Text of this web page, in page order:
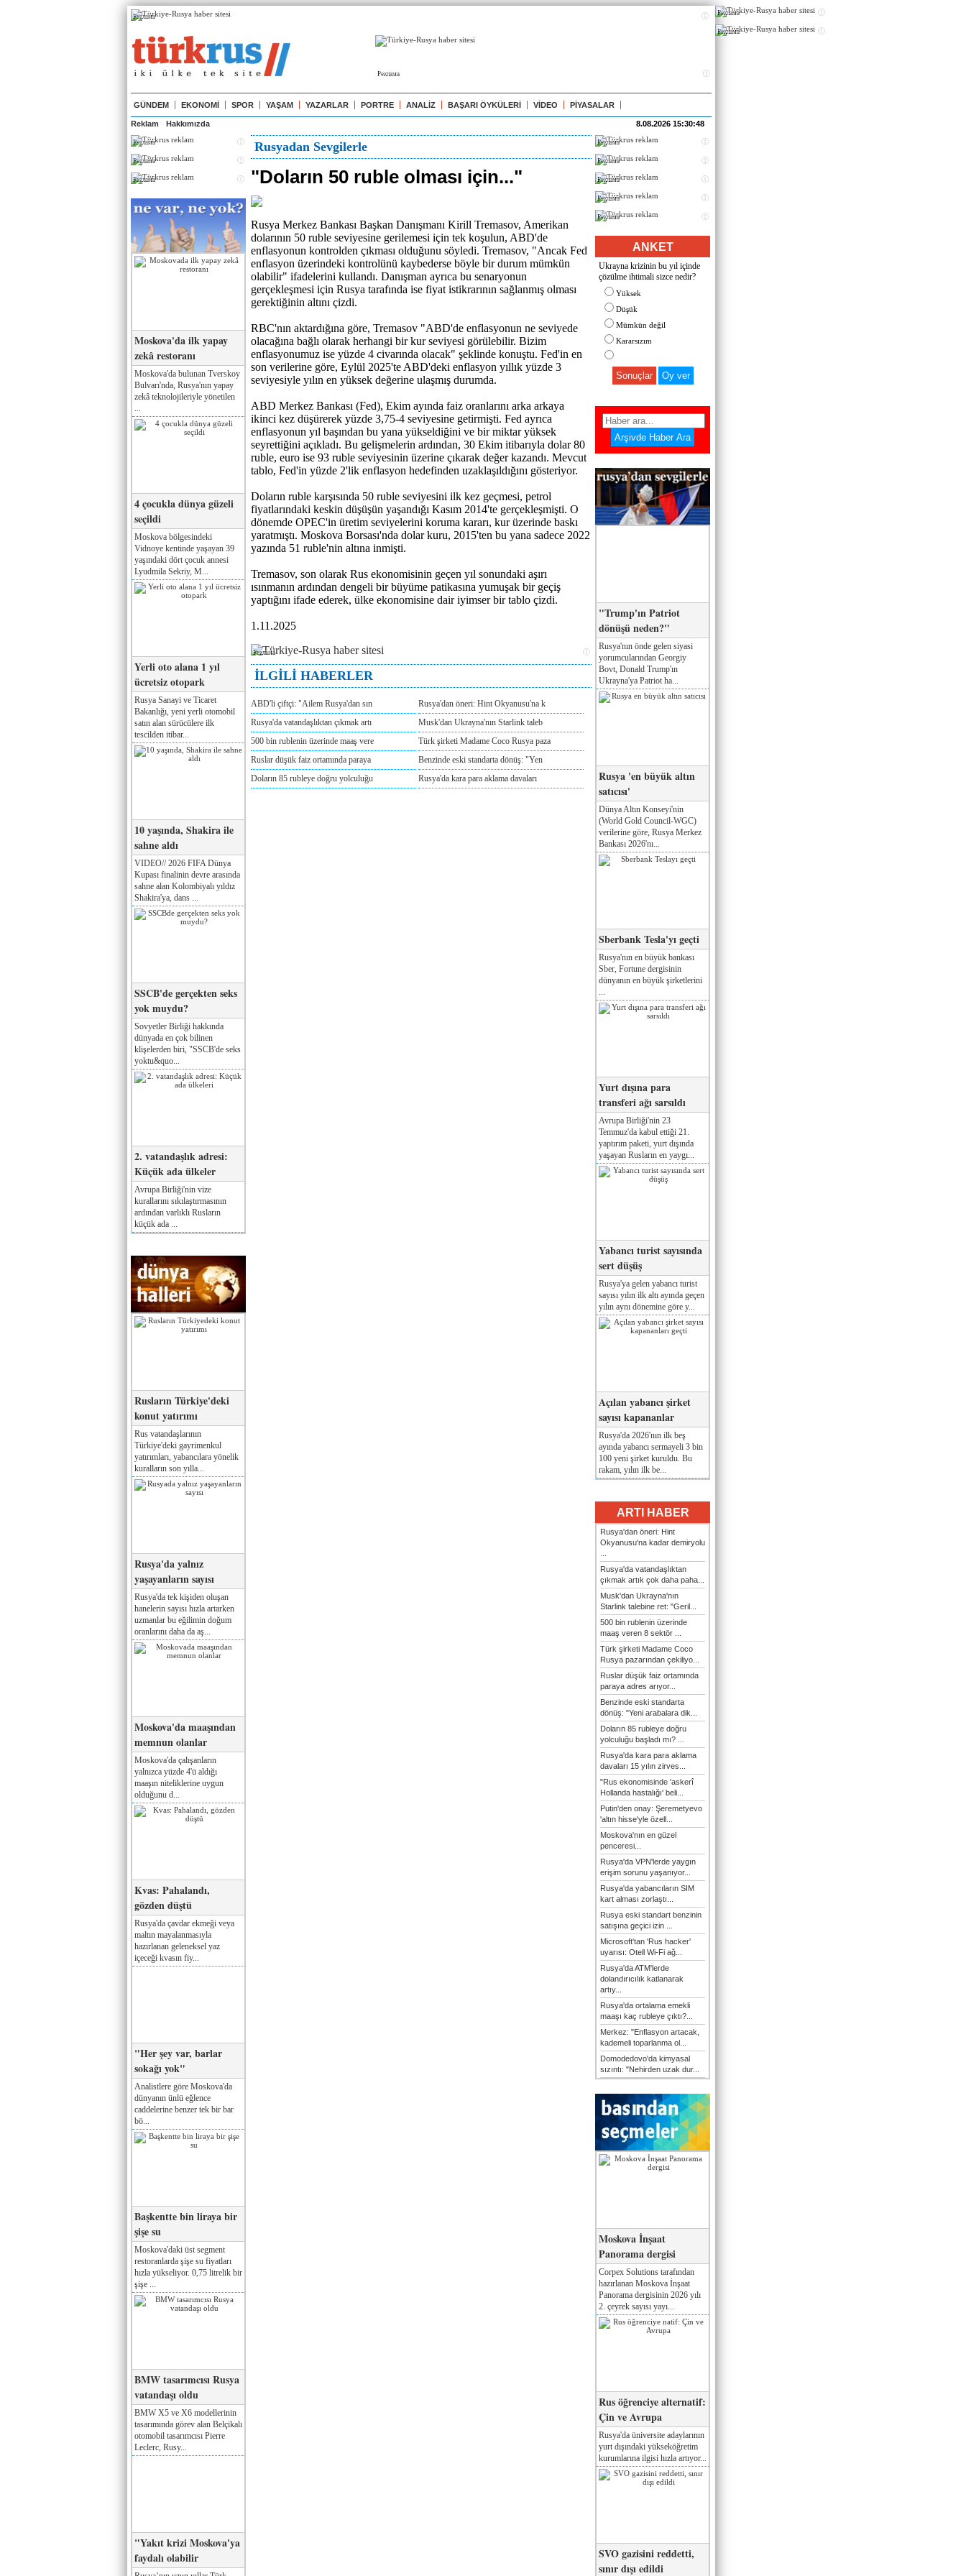
Реклама
Реклама
GÜNDEM EKONOMİ SPOR YAŞAM YAZARLAR PORTRE ANALİZ BAŞARI ÖYKÜLERİ VİDEO PİYASALAR
Reklam Hakkımızda 8.08.2026 15:30:48
Реклама
Реклама
Реклама
Moskova'da ilk yapay
zekâ restoranı
Moskova'da bulunan Tverskoy
Bulvarı'nda, Rusya'nın yapay
zekâ teknolojileriyle yönetilen
4 çocukla dünya güzeli
seçildi
Moskova bölgesindeki
Vidnoye kentinde yaşayan 39
yaşındaki dört çocuk annesi
Lyudmila Sekriy, M...
Yerli oto alana 1 yıl
ücretsiz otopark
Rusya Sanayi ve Ticaret
Bakanlığı, yeni yerli otomobil
satın alan sürücülere ilk
tescilden itibar...
10 yaşında, Shakira ile
sahne aldı
VIDEO// 2026 FIFA Dünya
Kupası finalinin devre arasında
sahne alan Kolombiyalı yıldız
Shakira'ya, dans ...
SSCB'de gerçekten seks
yok muydu?
Sovyetler Birliği hakkında
dünyada en çok bilinen
klişelerden biri, "SSCB'de seks
yoktu&quo...
2. vatandaşlık adresi:
Küçük ada ülkeler
Avrupa Birliği'nin vize
kurallarını sıkılaştırmasının
ardından varlıklı Rusların
küçük ada ...
Rusların Türkiye'deki
konut yatırımı
Rus vatandaşlarının
Türkiye'deki gayrimenkul
yatırımları, yabancılara yönelik
kuralların son yılla...
Rusya'da yalnız
yaşayanların sayısı
Rusya'da tek kişiden oluşan
hanelerin sayısı hızla artarken
uzmanlar bu eğilimin doğum
oranlarını daha da aş...
Moskova'da maaşından
memnun olanlar
Moskova'da çalışanların
yalnızca yüzde 4'ü aldığı
maaşın niteliklerine uygun
olduğunu d...
Kvas: Pahalandı,
gözden düştü
Rusya'da çavdar ekmeği veya
maltın mayalanmasıyla
hazırlanan geleneksel yaz
içeceği kvasın fiy...
"Her şey var, barlar
sokağı yok"
Analistlere göre Moskova'da
dünyanın ünlü eğlence
caddelerine benzer tek bir bar
bö...
Başkentte bin liraya bir
şişe su
Moskova'daki üst segment
restoranlarda şişe su fiyatları
hızla yükseliyor. 0,75 litrelik bir
şişe ...
BMW tasarımcısı Rusya
vatandaşı oldu
BMW X5 ve X6 modellerinin
tasarımında görev alan Belçikalı
otomobil tasarımcısı Pierre
Leclerc, Rusy...
"Yakıt krizi Moskova'ya
faydalı olabilir
Rusyadan Sevgilerle
"Doların 50 ruble olması için..."
Rusya Merkez Bankası Başkan Danışmanı Kirill Tremasov, Amerikan
dolarının 50 ruble seviyesine gerilemesi için tek koşulun, ABD'de
enflasyonun kontrolden çıkması olduğunu söyledi. Tremasov, "Ancak Fed
enflasyon üzerindeki kontrolünü kaybederse böyle bir durum mümkün
olabilir" ifadelerini kullandı. Danışman ayrıca bu senaryonun
gerçekleşmesi için Rusya tarafında ise fiyat istikrarının sağlanmış olması
gerektiğinin altını çizdi.
RBC'nın aktardığına göre, Tremasov "ABD'de enflasyonun ne seviyede
olacağına bağlı olarak herhangi bir kur seviyesi görülebilir. Bizim
enflasyonumuz ise yüzde 4 civarında olacak" şeklinde konuştu. Fed'in en
son verilerine göre, Eylül 2025'te ABD'deki enflasyon yıllık yüzde 3
seviyesiyle yılın en yüksek değerine ulaşmış durumda.
ABD Merkez Bankası (Fed), Ekim ayında faiz oranlarını arka arkaya
ikinci kez düşürerek yüzde 3,75-4 seviyesine getirmişti. Fed ayrıca
enflasyonun yıl başından bu yana yükseldiğini ve bir miktar yüksek
seyrettiğini açıkladı. Bu gelişmelerin ardından, 30 Ekim itibarıyla dolar 80
ruble, euro ise 93 ruble seviyesinin üzerine çıkarak değer kazandı. Mevcut
tablo, Fed'in yüzde 2'lik enflasyon hedefinden uzaklaşıldığını gösteriyor.
Doların ruble karşısında 50 ruble seviyesini ilk kez geçmesi, petrol
fiyatlarındaki keskin düşüşün yaşandığı Kasım 2014'te gerçekleşmişti. O
dönemde OPEC'in üretim seviyelerini koruma kararı, kur üzerinde baskı
yaratmıştı. Moskova Borsası'nda dolar kuru, 2015'ten bu yana sadece 2022
yazında 51 ruble'nin altına inmişti.
Tremasov, son olarak Rus ekonomisinin geçen yıl sonundaki aşırı
ısınmanın ardından dengeli bir büyüme patikasına yumuşak bir geçiş
yaptığını ifade ederek, ülke ekonomisine dair iyimser bir tablo çizdi.
1.11.2025
Реклама
İLGİLİ HABERLER
ABD'li çiftçi: "Ailem Rusya'dan sın
Rusya'dan öneri: Hint Okyanusu'na k
Rusya'da vatandaşlıktan çıkmak artı
Musk'dan Ukrayna'nın Starlink taleb
500 bin rublenin üzerinde maaş vere
Türk şirketi Madame Coco Rusya paza
Ruslar düşük faiz ortamında paraya
Benzinde eski standarta dönüş: "Yen
Doların 85 rubleye doğru yolculuğu
Rusya'da kara para aklama davaları
Реклама
Реклама
Реклама
Реклама
Реклама
ANKET
Ukrayna krizinin bu yıl içinde
çözülme ihtimali sizce nedir?
Yüksek
Düşük
Mümkün değil
Kararsızım
Sonuçlar
"Trump'ın Patriot
dönüşü neden?"
Rusya'nın önde gelen siyasi
yorumcularından Georgiy
Bovt, Donald Trump'ın
Ukrayna'ya Patriot ha...
Rusya 'en büyük altın
satıcısı'
Dünya Altın Konseyi'nin
(World Gold Council-WGC)
verilerine göre, Rusya Merkez
Bankası 2026'nı...
Sberbank Tesla'yı geçti
Rusya'nın en büyük bankası
Sber, Fortune dergisinin
dünyanın en büyük şirketlerini
...
Yurt dışına para
transferi ağı sarsıldı
Avrupa Birliği'nin 23
Temmuz'da kabul ettiği 21.
yaptırım paketi, yurt dışında
yaşayan Rusların en yaygı...
Yabancı turist sayısında
sert düşüş
Rusya'ya gelen yabancı turist
sayısı yılın ilk altı ayında geçen
yılın aynı dönemine göre y...
Açılan yabancı şirket
sayısı kapananlar
Rusya'da 2026'nın ilk beş
ayında yabancı sermayeli 3 bin
100 yeni şirket kuruldu. Bu
rakam, yılın ilk be...
ARTI HABER
Rusya'dan öneri: Hint
Okyanusu'na kadar demiryolu
Rusya'da vatandaşlıktan
çıkmak artık çok daha paha...
Musk'dan Ukrayna'nın
Starlink talebine ret: "Geril...
500 bin rublenin üzerinde
maaş veren 8 sektör ...
Türk şirketi Madame Coco
Rusya pazarından çekiliyo...
Ruslar düşük faiz ortamında
paraya adres arıyor...
Benzinde eski standarta
dönüş: "Yeni arabalara dik...
Doların 85 rubleye doğru
yolculuğu başladı mı? ...
Rusya'da kara para aklama
davaları 15 yılın zirves...
"Rus ekonomisinde 'askerî
Hollanda hastalığı' beli...
Putin'den onay: Şeremetyevo
'altın hisse'yle özell...
Moskova'nın en güzel
penceresi...
Rusya'da VPN'lerde yaygın
erişim sorunu yaşanıyor...
Rusya'da yabancıların SIM
kart alması zorlaştı...
Rusya eski standart benzinin
satışına geçici izin ...
Microsoft'tan 'Rus hacker'
uyarısı: Otell Wi-Fi ağ...
Rusya'da ATM'lerde
dolandırıcılık katlanarak
artıy...
Rusya'da ortalama emekli
maaşı kaç rubleye çıktı?...
Merkez: "Enflasyon artacak,
kademeli toparlanma ol...
Domodedovo'da kimyasal
sızıntı: "Nehirden uzak dur...
Moskova İnşaat
Panorama dergisi
Corpex Solutions tarafından
hazırlanan Moskova İnşaat
Panorama dergisinin 2026 yılı
2. çeyrek sayısı yayı...
Rus öğrenciye alternatif:
Çin ve Avrupa
Rusya'da üniversite adaylarının
yurt dışındaki yükseköğretim
kurumlarına ilgisi hızla artıyor...
SVO gazisini reddetti,
sınır dışı edildi
Реклама
Реклама